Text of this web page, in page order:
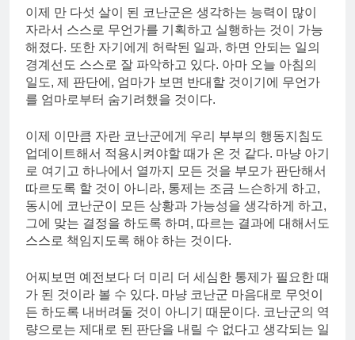
이제 만 다섯 살이 된 코난군은 생각하는 능력이 많이
자라서 스스로 무언가를 기획하고 실행하는 것이 가능
해졌다. 또한 자기에게 허락된 일과, 하면 안되는 일의
경계선도 스스로 잘 파악하고 있다. 아마 오늘 아침의
일도, 제 판단에, 엄마가 보면 반대할 것이기에 무언가
를 엄마로부터 숨기려했을 것이다.
이제 이만큼 자란 코난군에게 우리 부부의 행동지침도
업데이트해서 적용시켜야할 때가 온 것 같다. 마냥 아기
로 여기고 하나에서 열까지 모든 것을 부모가 판단해서
따르도록 할 것이 아니라, 통제는 조금 느슨하게 하고,
동시에 코난군이 모든 상황과 가능성을 생각하게 하고,
그에 맞는 결정을 하도록 하며, 따르는 결과에 대해서도
스스로 책임지도록 해야 하는 것이다.
어찌보면 예전보다 더 미리 더 세심한 통제가 필요한 때
가 된 것이라 볼 수 있다. 마냥 코난군 마음대로 무엇이
든 하도록 내버려둘 것이 아니기 때문이다. 코난군의 역
량으로는 제대로 된 판단을 내릴 수 없다고 생각되는 일